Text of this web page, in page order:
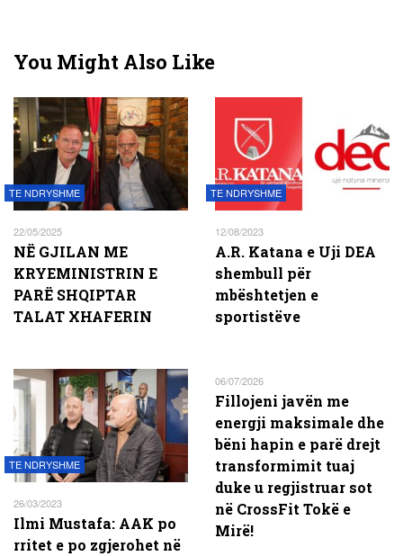
You Might Also Like
TE NDRYSHME
22/05/2025
NË GJILAN ME
KRYEMINISTRIN E
PARË SHQIPTAR
TALAT XHAFERIN
TE NDRYSHME
12/08/2023
A.R. Katana e Uji DEA
shembull për
mbështetjen e
sportistëve
TE NDRYSHME
26/03/2023
Ilmi Mustafa: AAK po
rritet e po zgjerohet në
06/07/2026
Fillojeni javën me
energji maksimale dhe
bëni hapin e parë drejt
transformimit tuaj
duke u regjistruar sot
në CrossFit Tokë e
Mirë!